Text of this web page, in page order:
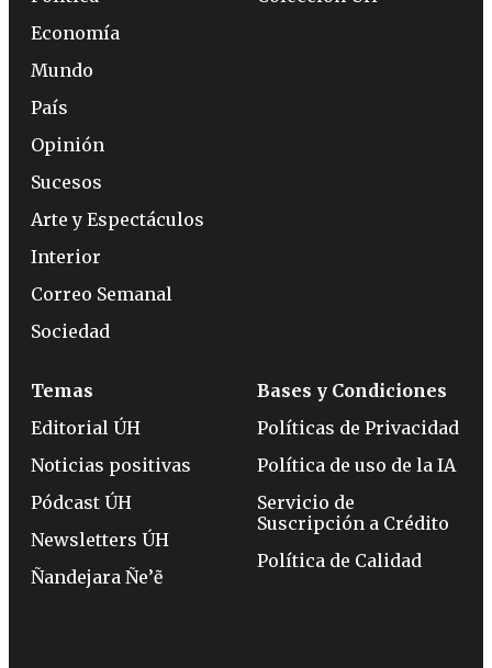
Economía
Mundo
País
Opinión
Sucesos
Arte y Espectáculos
Interior
Correo Semanal
Sociedad
Temas
Editorial ÚH
Noticias positivas
Pódcast ÚH
Newsletters ÚH
Ñandejara Ñe’ẽ
Bases y Condiciones
Políticas de Privacidad
Política de uso de la IA
Servicio de
Suscripción a Crédito
Política de Calidad